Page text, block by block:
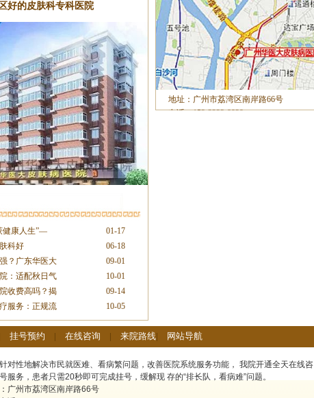
好的皮肤科专科医院
01-17
健康人生”—
06-18
科好
09-01
？广东华医大
10-01
：适配秋日气
09-14
收费高吗？揭
10-05
服务：正规流
地址：广州市荔湾区南岸路66号
电话：153-2233-8929
挂号预约 | 在线咨询 | 来院路线| 网站导航
对性地解决市民就医难、看病繁问题，改善医院系统服务功能， 我院开通全天在线咨
服务，患者只需20秒即可完成挂号，缓解现 存的“排长队，看病难”问题。
广州市荔湾区南岸路66号